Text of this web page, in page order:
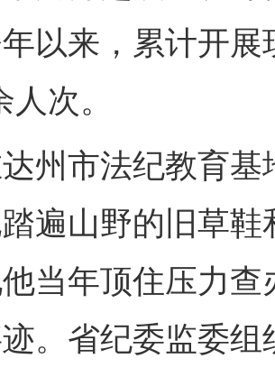
以来，累计开
次。
市法纪教育基
遍山野的旧草
当年顶住压力
。省纪委监委